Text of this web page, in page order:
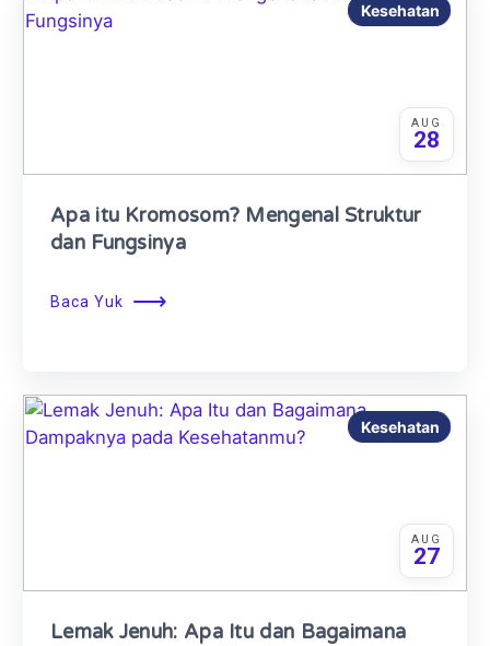
Kesehatan
AUG
28
Apa itu Kromosom? Mengenal Struktur
dan Fungsinya
Baca Yuk ⟶
Kesehatan
AUG
27
Lemak Jenuh: Apa Itu dan Bagaimana